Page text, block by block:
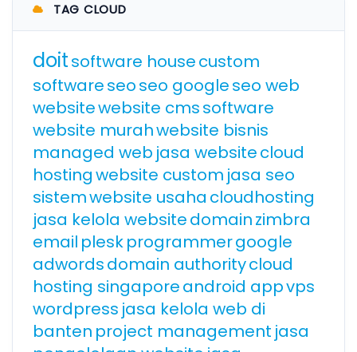
TAG CLOUD
doitsoftware housecustom
softwareseoseo googleseo web
websitewebsite cmssoftware
website murahwebsite bisnis
managed web jasa websitecloud
hostingwebsite custom jasa seo
sistemwebsite usaha cloudhosting
jasa kelola websitedomainzimbra
email pleskprogrammergoogle
adwordsdomain authoritycloud
hosting singaporeandroid appvps
wordpress jasa kelola web di
banten project management jasa